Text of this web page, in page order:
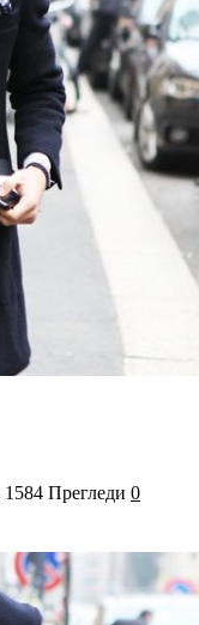
1584 Прегледи 0